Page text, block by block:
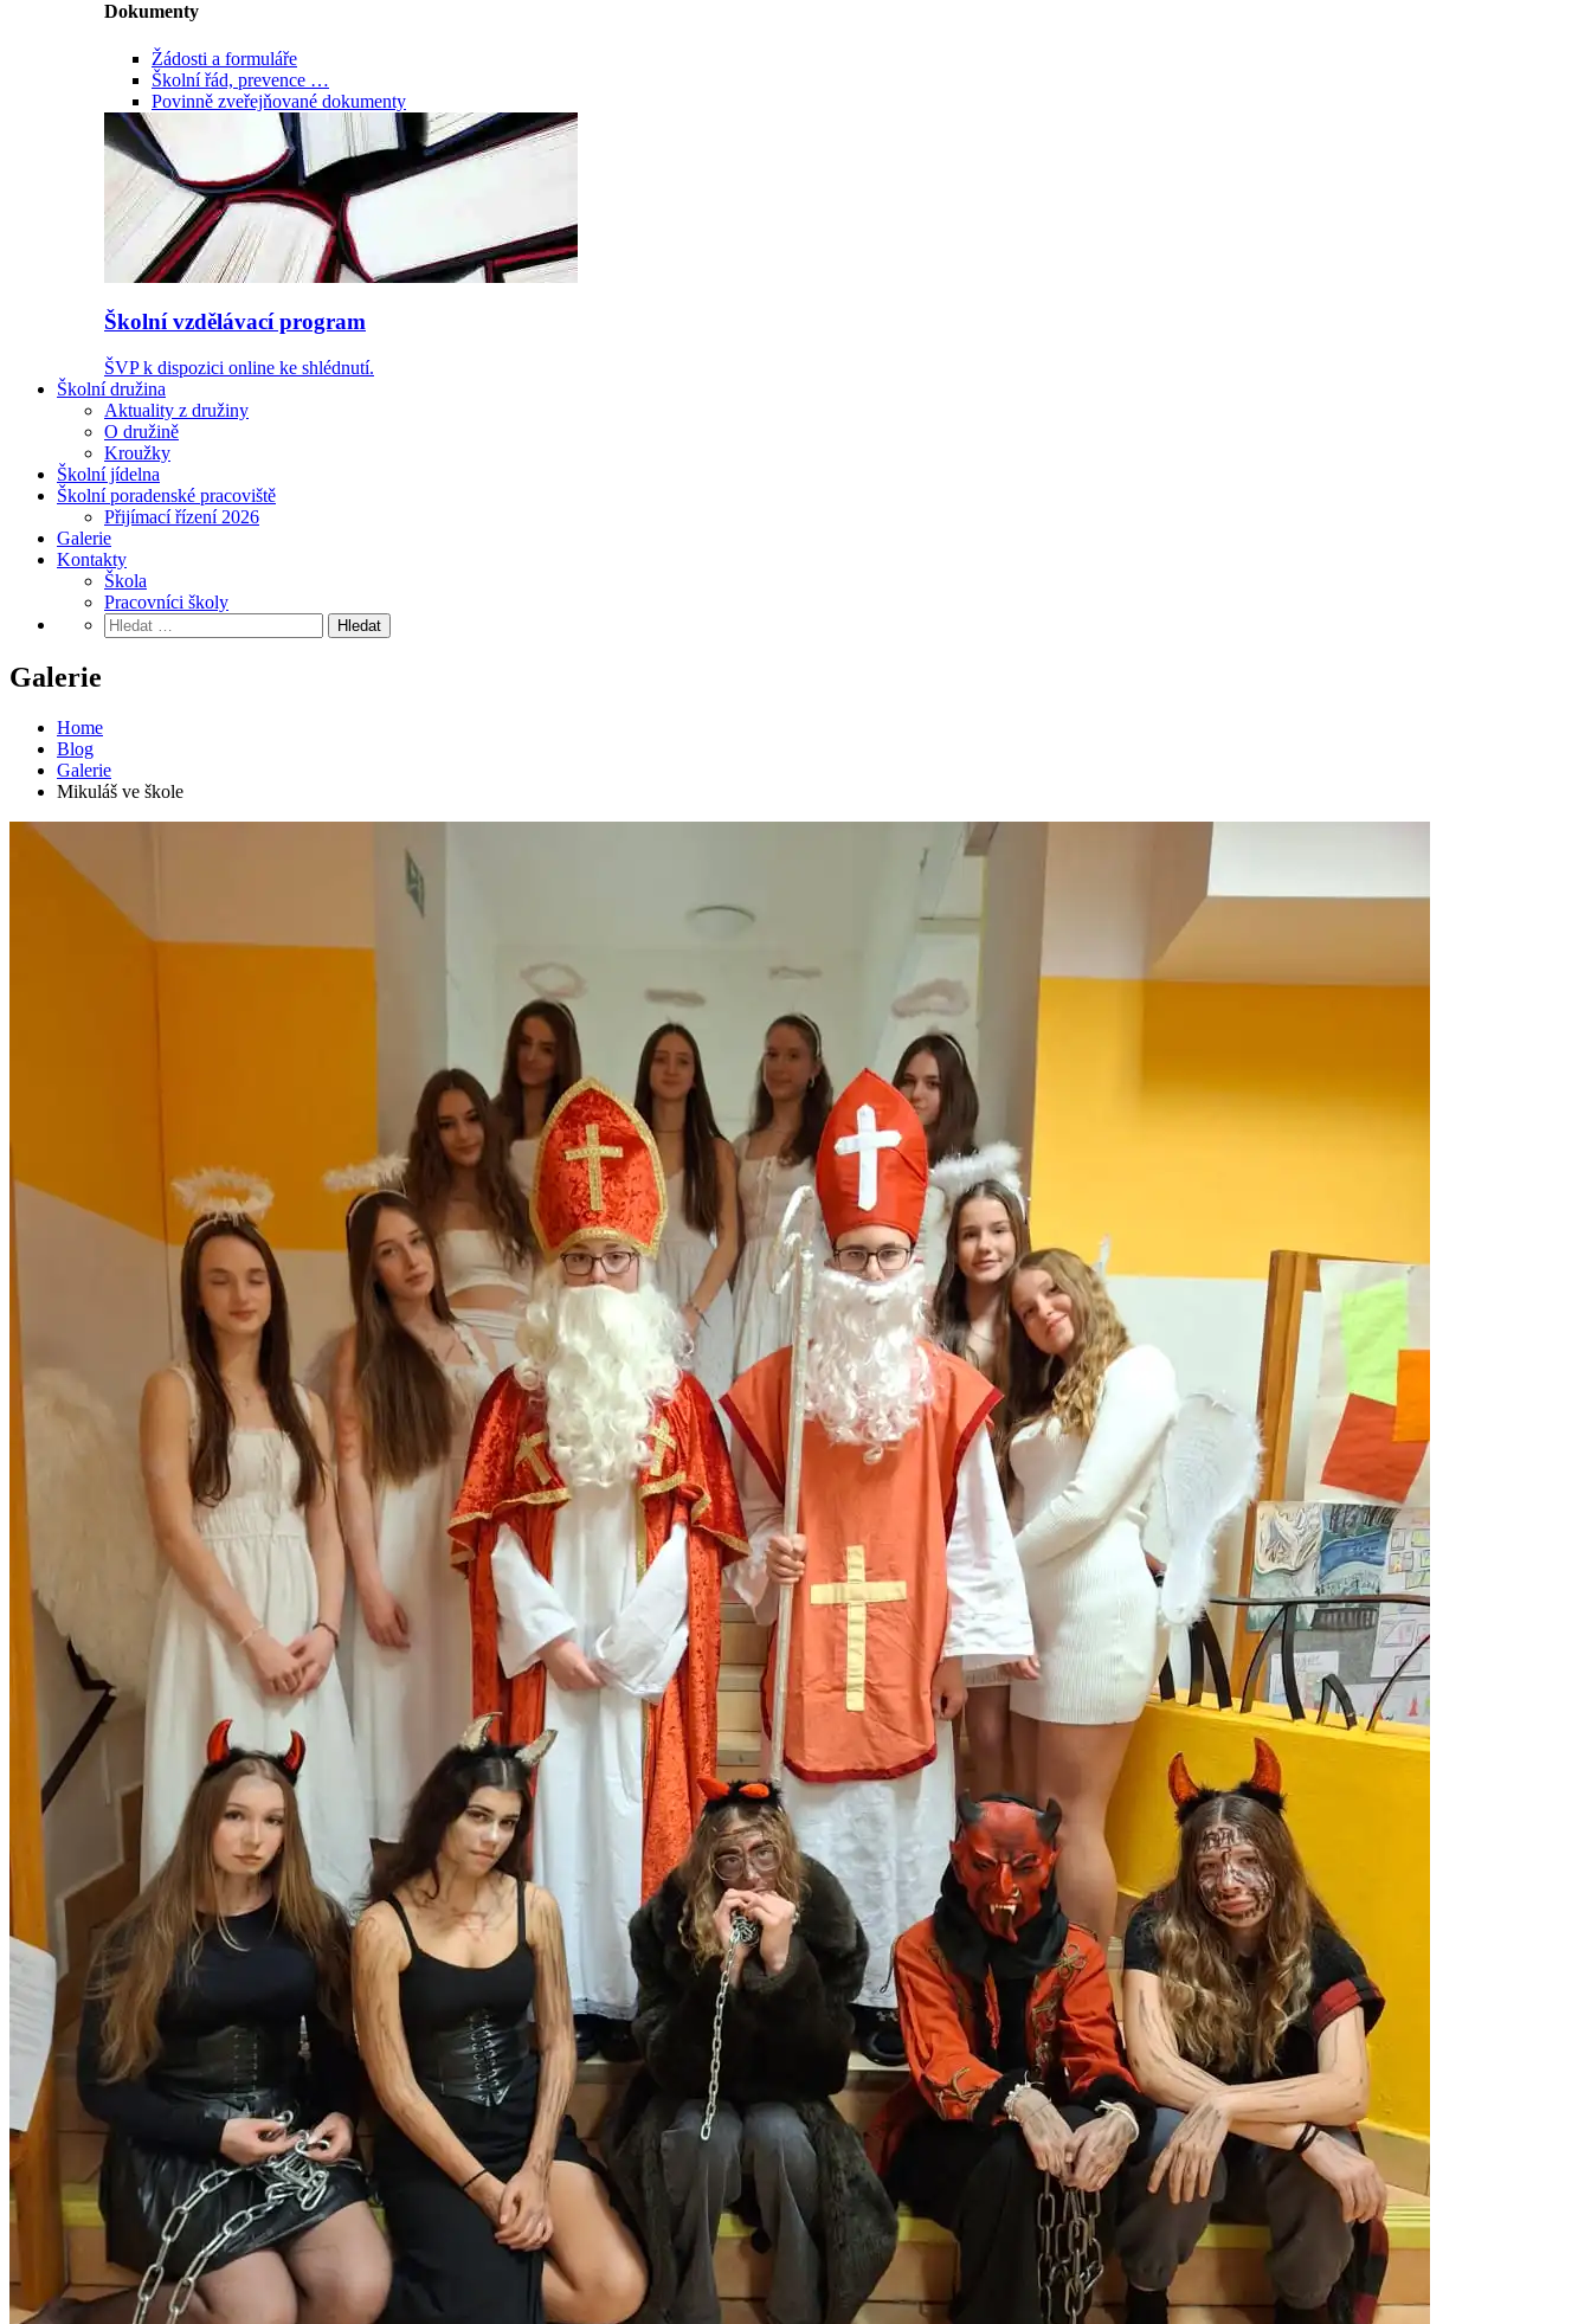
Dokumenty
Žádosti a formuláře
Školní řád, prevence …
Povinně zveřejňované dokumenty
Školní vzdělávací program
ŠVP k dispozici online ke shlédnutí.
Školní družina
Aktuality z družiny
O družině
Kroužky
Školní jídelna
Školní poradenské pracoviště
Přijímací řízení 2026
Galerie
Kontakty
Škola
Pracovníci školy
Vyhledávání
Galerie
Home
Blog
Galerie
Mikuláš ve škole